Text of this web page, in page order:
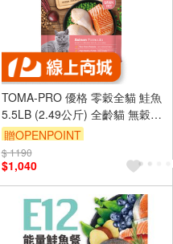
TOMA-PRO 優格 零穀全貓 鮭魚
5.5LB (2.49公斤) 全齡貓 無穀
貓飼料 鮭魚 5種魚 天然糧
贈OPENPOINT
$ 1190
$1,040